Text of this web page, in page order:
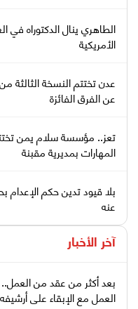
الطاهري ينال الدكتوراه في
الأمريكية
عدن تختتم النسخة الثالثة
عن الفرق الفائزة
تعز.. مؤسسة سلام يمن
المهارات بمديرية مقبنة
بلا قيود تدين حكم
عنه
آخر الأخبار
بعد أكثر من عقد من
العمل مع الإبقاء على أرشيفه